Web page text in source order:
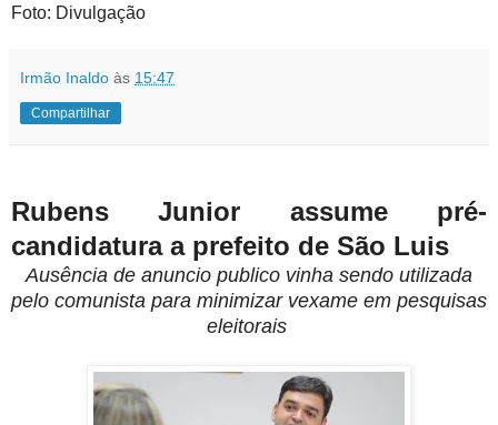
Foto: Divulgação
Irmão Inaldo às 15:47
Compartilhar
Rubens Junior assume pré-
candidatura a prefeito de São Luis
Ausência de anuncio publico vinha sendo utilizada
pelo comunista para minimizar vexame em pesquisas
eleitorais